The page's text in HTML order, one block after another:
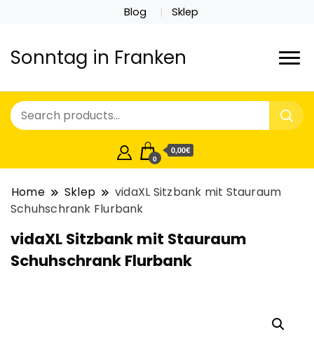
Blog Sklep
Sonntag in Franken
0
0,00€
Home Sklep
vidaXL Sitzbank mit Stauraum
Schuhschrank Flurbank
vidaXL Sitzbank mit Stauraum
Schuhschrank Flurbank